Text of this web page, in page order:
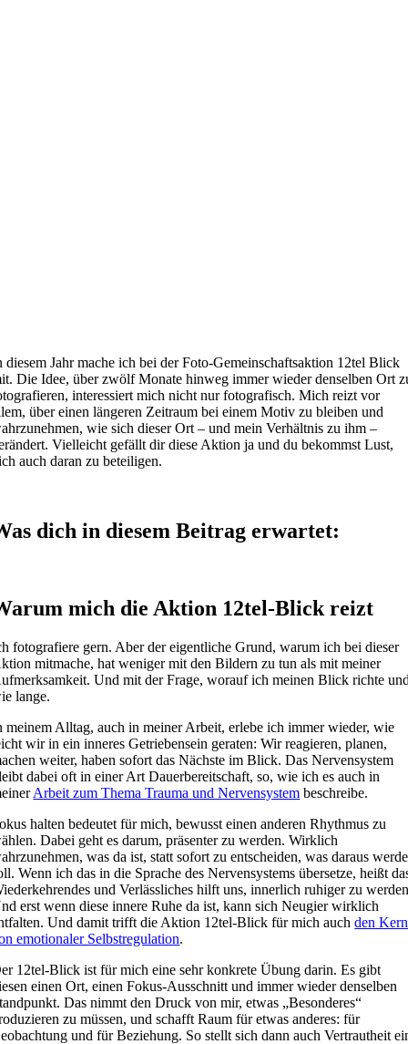
diesem Jahr mache ich bei der Foto-Gemeinschaftsaktion 12tel Blick
Die Idee, über zwölf Monate hinweg immer wieder denselben Ort
interessiert mich nicht nur fotografisch. Mich reizt vor
über einen längeren Zeitraum bei einem Motiv zu bleiben und
wie sich dieser Ort – und mein Verhältnis zu ihm –
Vielleicht gefällt dir diese Aktion ja und du bekommst Lust,
auch daran zu beteiligen.
dich in diesem Beitrag erwartet:
mich die Aktion 12tel-Blick reizt
fotografiere gern. Aber der eigentliche Grund, warum ich bei dieser
mitmache, hat weniger mit den Bildern zu tun als mit meiner
Und mit der Frage, worauf ich meinen Blick richte
lange.
meinem Alltag, auch in meiner Arbeit, erlebe ich immer wieder, wie
wir in ein inneres Getriebensein geraten: Wir reagieren, planen,
weiter, haben sofort das Nächste im Blick. Das Nervensystem
dabei oft in einer Art Dauerbereitschaft, so, wie ich es auch in
Arbeit zum Thema Trauma und Nervensystem beschreibe.
halten bedeutet für mich, bewusst einen anderen Rhythmus zu
Dabei geht es darum, präsenter zu werden. Wirklich
was da ist, statt sofort zu entscheiden, was daraus
Wenn ich das in die Sprache des Nervensystems übersetze, heißt
und Verlässliches hilft uns, innerlich ruhiger zu
erst wenn diese innere Ruhe da ist, kann sich Neugier wirklich
Und damit trifft die Aktion 12tel-Blick für mich auchden Kern
emotionaler Selbstregulation.
12tel-Blick ist für mich eine sehr konkrete Übung darin. Es gibt
einen Ort, einen Fokus-Ausschnitt und immer wieder denselben
Das nimmt den Druck von mir, etwas „Besonderes“
zu müssen, und schafft Raum für etwas anderes: für
und für Beziehung. So stellt sich dann auch Vertrautheit